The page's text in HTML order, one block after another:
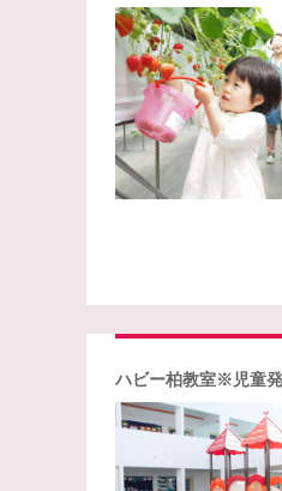
ハビー柏教室※児童